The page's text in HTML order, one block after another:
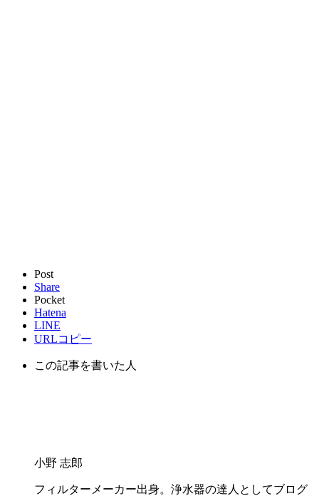
Post
Share
Pocket
Hatena
LINE
URLコピー
この記事を書いた人
小野 志郎
フィルターメーカー出身。浄水器の達人としてブログ